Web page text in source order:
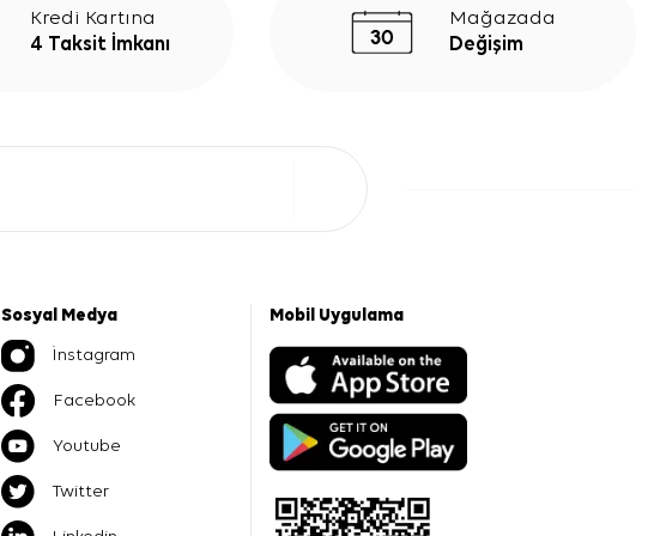
Kredi Kartına
4 Taksit İmkanı
Mağazada
Değişim
Sosyal Medya
İnstagram
Facebook
Youtube
Twitter
Mobil Uygulama